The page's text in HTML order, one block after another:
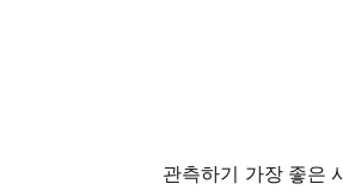
관측하기 가장 좋은